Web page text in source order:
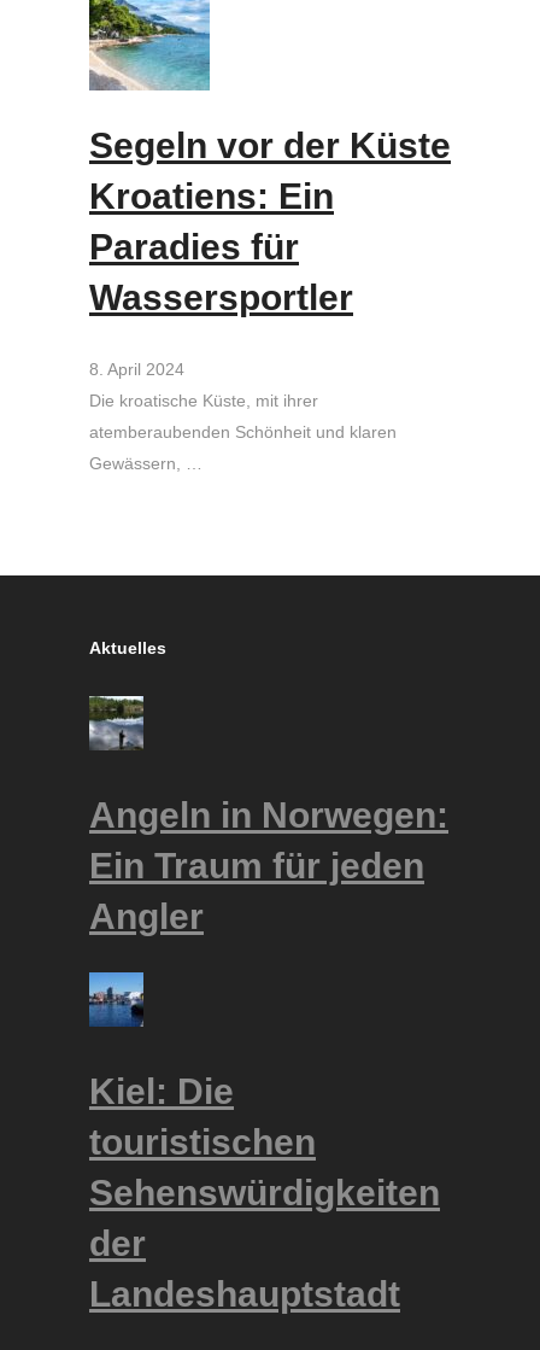
Segeln vor der Küste
Kroatiens: Ein
Paradies für
Wassersportler
8. April 2024
Die kroatische Küste, mit ihrer
atemberaubenden Schönheit und klaren
Gewässern, …
Aktuelles
Angeln in Norwegen:
Ein Traum für jeden
Angler
Kiel: Die
touristischen
Sehenswürdigkeiten
der
Landeshauptstadt